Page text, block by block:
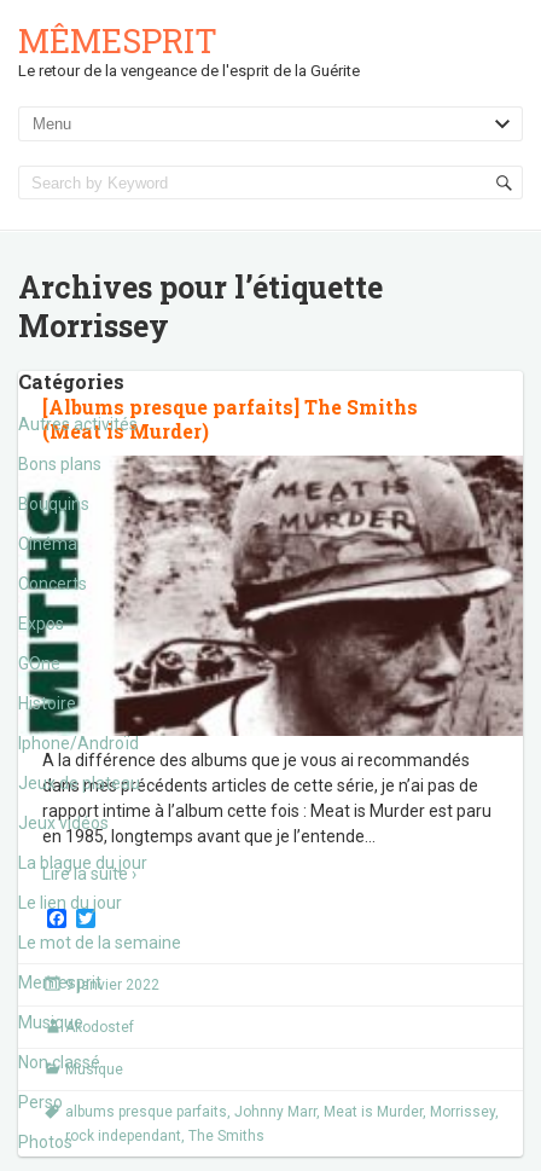
MÊMESPRIT
Le retour de la vengeance de l'esprit de la Guérite
Archives pour l’étiquette
Morrissey
Catégories
Autres activités
Bons plans
Bouquins
Cinéma
Concerts
Expos
GOne
Histoire
Iphone/Androïd
Jeux de plateau
Jeux vidéos
La blague du jour
Le lien du jour
Le mot de la semaine
Memesprit
Musique
Non classé
Perso
Photos
[Albums presque parfaits] The Smiths
(Meat is Murder)
A la différence des albums que je vous ai recommandés
dans mes précédents articles de cette série, je n’ai pas de
rapport intime à l’album cette fois : Meat is Murder est paru
en 1985, longtemps avant que je l’entende
Lire la suite ›
F
a
c
e
b
o
o
w
i
t
t
r
9 janvier 2022
Akodostef
Musique
albums presque parfaits, Johnny Marr, Meat is Murder, Morrissey,
rock independant, The Smiths